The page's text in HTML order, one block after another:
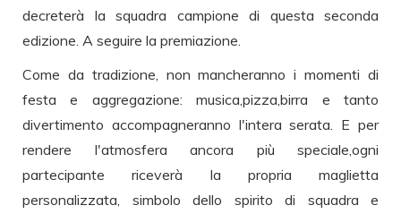
decreterà la squadra campione di questa seconda
edizione. A seguire la premiazione.
Come da tradizione, non mancheranno i momenti di
festa e aggregazione: musica,pizza,birra e tanto
divertimento accompagneranno l'intera serata. E per
rendere l'atmosfera ancora più speciale,ogni
partecipante riceverà la propria maglietta
personalizzata, simbolo dello spirito di squadra e